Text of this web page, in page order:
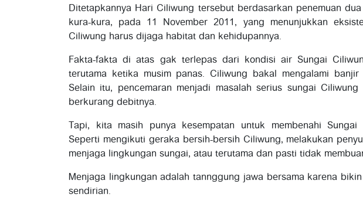
Ditetapkannya Hari Ciliwung tersebut berdasarkan penemuan
kura-kura, pada 11 November 2011, yang menunjukkan
Ciliwung harus dijaga habitat dan kehidupannya.
Fakta-fakta di atas gak terlepas dari kondisi air Sungai
terutama ketika musim panas. Ciliwung bakal mengalami
Selain itu, pencemaran menjadi masalah serius sungai
berkurang debitnya.
Tapi, kita masih punya kesempatan untuk membenahi
Seperti mengikuti geraka bersih-bersih Ciliwung, melakukan
menjaga lingkungan sungai, atau terutama dan pasti tidak
Menjaga lingkungan adalah tannggung jawa bersama karena
sendirian.